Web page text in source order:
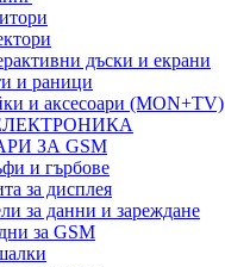
дъски и екрани
и раници
и аксесоари (MON+TV)
ЗА GSM
и гърбове
за дисплея
за данни и зареждане
за GSM